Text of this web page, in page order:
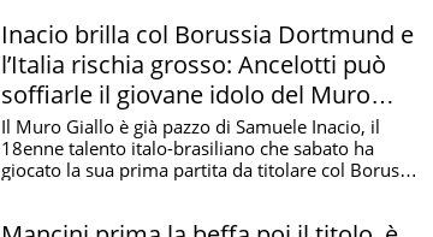
Inacio brilla col Borussia Dortmund e
l’Italia rischia grosso: Ancelotti può
soffiarle il giovane idolo del Muro
Giallo
Il Muro Giallo è già pazzo di Samuele Inacio, il
18enne talento italo-brasiliano che sabato ha
giocato la sua prima partita da titolare col Borussia